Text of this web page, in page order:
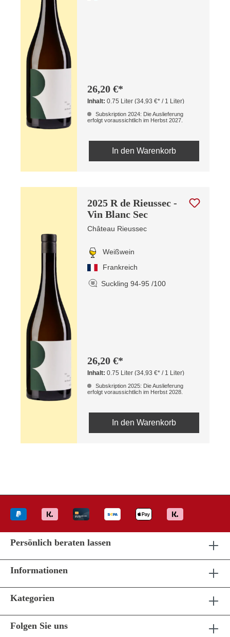
26,20 €*
Inhalt:0.75 Liter(34,93 €* / 1 Liter)
Subskription 2024: Die Auslieferung
erfolgt voraussichtlich im Herbst 2027.
In den Warenkorb
2025 R de Rieussec -
Vin Blanc Sec
Château Rieussec
Weißwein
Frankreich
Suckling 94-95 /100
26,20 €*
Inhalt:0.75 Liter(34,93 €* / 1 Liter)
Subskription 2025: Die Auslieferung
erfolgt voraussichtlich im Herbst 2028.
In den Warenkorb
Persönlich beraten lassen
Informationen
Kategorien
Folgen Sie uns